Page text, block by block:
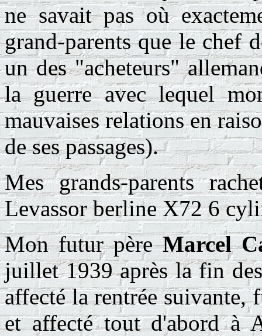
ne savait pas où
grand-parents que le chef
un des "acheteurs"
la guerre avec lequel
mauvaises relations en
de ses passages).
Mes grands-parents
Levassor berline X72 6
Mon futur pèreMarcel
juillet 1939 après la fin
affecté la rentrée suivante,
et affecté tout d'abord à